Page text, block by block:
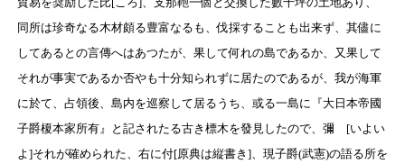
同所は珍奇なる木材頗る豊富なるも、伐採することも出来ず、其儘に
してあるとの言傳へはあつたが、果して何れの島であるか、又果して
それが事実であるか否やも十分知られずに居たのであるが、我が海軍
に於て、占領後、島内を巡察して居るうち、或る一島に『大日本帝國
子爵榎本家所有』と記されたる古き標木を發見したので、彌ゝ[いよい
よ]それが確められた、右に付[原典は縦書き]、現子爵(武憲)の語る所を